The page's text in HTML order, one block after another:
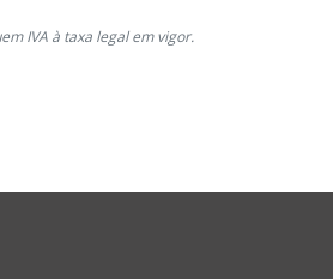
IVA à taxa legal em vigor.